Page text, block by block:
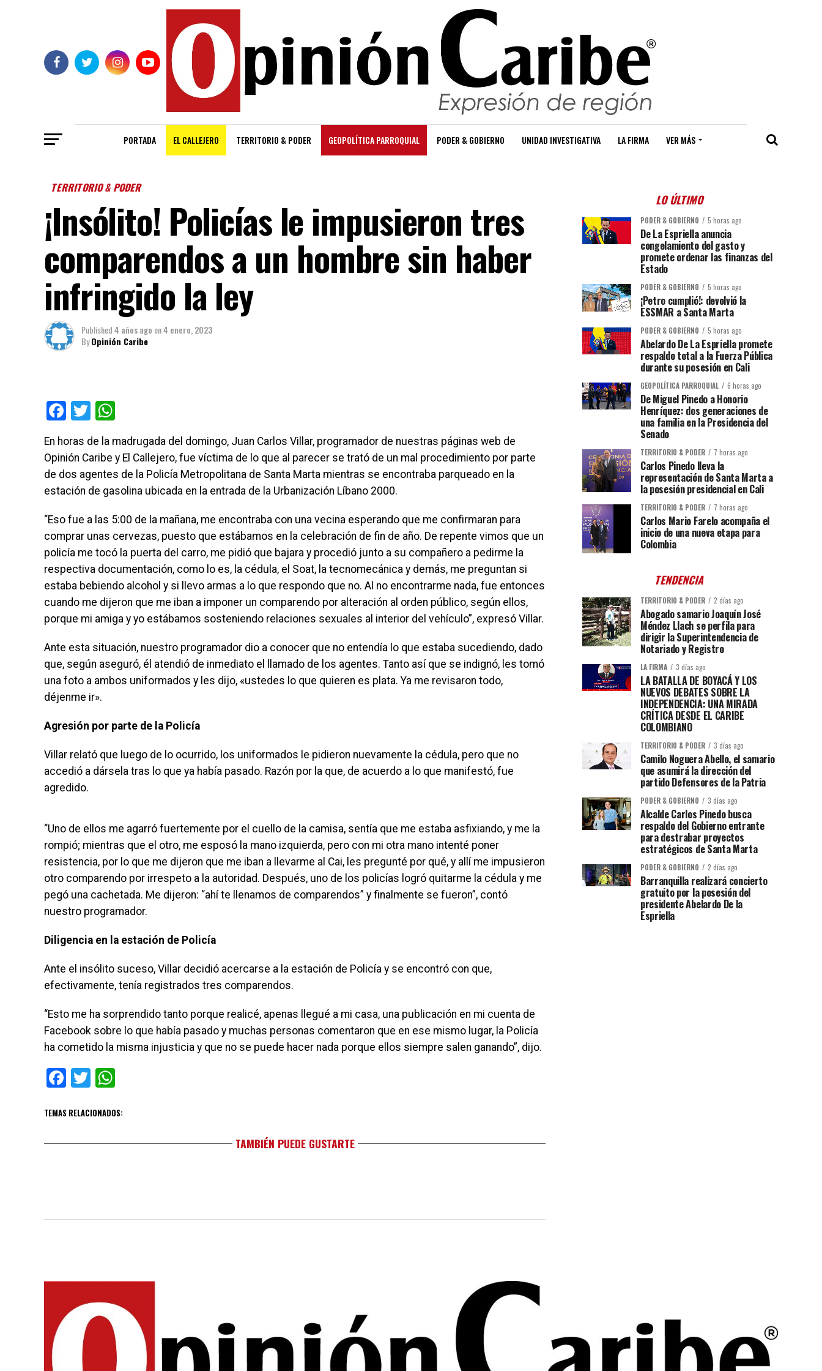
PORTADA EL CALLEJERO TERRITORIO & PODER GEOPOLÍTICA PARROQUIAL PODER & GOBIERNO UNIDAD INVESTIGATIVA LA FIRMA VER MÁS
TERRITORIO & PODER
¡Insólito! Policías le impusieron tres
comparendos a un hombre sin haber
infringido la ley
Published4 años ago on4 enero, 2023
ByOpinión Caribe
Facebook
Twitter
En horas de la madrugada del domingo, Juan Carlos Villar, programador de nuestras páginas web de
Opinión Caribe y El Callejero, fue víctima de lo que al parecer se trató de un mal procedimiento por parte
de dos agentes de la Policía Metropolitana de Santa Marta mientras se encontraba parqueado en la
estación de gasolina ubicada en la entrada de la Urbanización Líbano 2000.
“Eso fue a las 5:00 de la mañana, me encontraba con una vecina esperando que me confirmaran para
comprar unas cervezas, puesto que estábamos en la celebración de fin de año. De repente vimos que un
policía me tocó la puerta del carro, me pidió que bajara y procedió junto a su compañero a pedirme la
respectiva documentación, como lo es, la cédula, el Soat, la tecnomecánica y demás, me preguntan si
estaba bebiendo alcohol y si llevo armas a lo que respondo que no. Al no encontrarme nada, fue entonces
cuando me dijeron que me iban a imponer un comparendo por alteración al orden público, según ellos,
porque mi amiga y yo estábamos sosteniendo relaciones sexuales al interior del vehículo”, expresó Villar.
Ante esta situación, nuestro programador dio a conocer que no entendía lo que estaba sucediendo, dado
que, según aseguró, él atendió de inmediato el llamado de los agentes. Tanto así que se indignó, les tomó
una foto a ambos uniformados y les dijo, «ustedes lo que quieren es plata. Ya me revisaron todo,
déjenme ir».
Agresión por parte de la Policía
Villar relató que luego de lo ocurrido, los uniformados le pidieron nuevamente la cédula, pero que no
accedió a dársela tras lo que ya había pasado. Razón por la que, de acuerdo a lo que manifestó, fue
agredido.
“Uno de ellos me agarró fuertemente por el cuello de la camisa, sentía que me estaba asfixiando, y me la
rompió; mientras que el otro, me esposó la mano izquierda, pero con mi otra mano intenté poner
resistencia, por lo que me dijeron que me iban a llevarme al Cai, les pregunté por qué, y allí me impusieron
otro comparendo por irrespeto a la autoridad. Después, uno de los policías logró quitarme la cédula y me
pegó una cachetada. Me dijeron: “ahí te llenamos de comparendos” y finalmente se fueron”, contó
nuestro programador.
Diligencia en la estación de Policía
Ante el insólito suceso, Villar decidió acercarse a la estación de Policía y se encontró con que,
efectivamente, tenía registrados tres comparendos.
“Esto me ha sorprendido tanto porque realicé, apenas llegué a mi casa, una publicación en mi cuenta de
Facebook sobre lo que había pasado y muchas personas comentaron que en ese mismo lugar, la Policía
ha cometido la misma injusticia y que no se puede hacer nada porque ellos siempre salen ganando”, dijo.
Facebook
Twitter
TEMAS RELACIONADOS:
TAMBIÉN PUEDE GUSTARTE
LO ÚLTIMO
PODER & GOBIERNO 5 horas ago
De La Espriella anuncia
congelamiento del gasto y
promete ordenar las finanzas del
Estado
PODER & GOBIERNO 5 horas ago
¡Petro cumplió!: devolvió la
ESSMAR a Santa Marta
PODER & GOBIERNO 5 horas ago
Abelardo De La Espriella promete
respaldo total a la Fuerza Pública
durante su posesión en Cali
GEOPOLÍTICA PARROQUIAL 6 horas ago
De Miguel Pinedo a Honorio
Henríquez: dos generaciones de
una familia en la Presidencia del
Senado
TERRITORIO & PODER 7 horas ago
Carlos Pinedo lleva la
representación de Santa Marta a
la posesión presidencial en Cali
TERRITORIO & PODER 7 horas ago
Carlos Mario Farelo acompaña el
inicio de una nueva etapa para
Colombia
TENDENCIA
TERRITORIO & PODER 2 días ago
Abogado samario Joaquín José
Méndez Llach se perfila para
dirigir la Superintendencia de
Notariado y Registro
LA FIRMA 3 días ago
LA BATALLA DE BOYACÁ Y LOS
NUEVOS DEBATES SOBRE LA
INDEPENDENCIA: UNA MIRADA
CRÍTICA DESDE EL CARIBE
COLOMBIANO
TERRITORIO & PODER 3 días ago
Camilo Noguera Abello, el samario
que asumirá la dirección del
partido Defensores de la Patria
PODER & GOBIERNO 3 días ago
Alcalde Carlos Pinedo busca
respaldo del Gobierno entrante
para destrabar proyectos
estratégicos de Santa Marta
PODER & GOBIERNO 2 días ago
Barranquilla realizará concierto
gratuito por la posesión del
presidente Abelardo De la
Espriella